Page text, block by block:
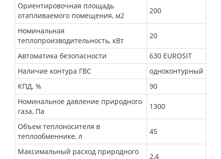
Ориентировочная площадь
отапливаемого помещения, м2
200
Номинальная
теплопроизводительность, кВт
20
Автоматика безопасности
630 EUROSIT
Наличие контура ГВС
одноконтурный
КПД, %
90
Номинальное давление природного
газа, Па
1300
Объем теплоносителя в
теплообменнике, л
45
Максимальный расход природного
2,4